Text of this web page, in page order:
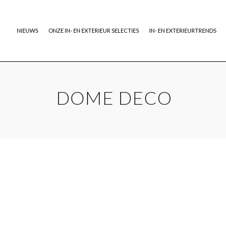
NIEUWS ONZE IN- EN EXTERIEUR SELECTIES IN- EN EXTERIEURTRENDS
DOME DECO